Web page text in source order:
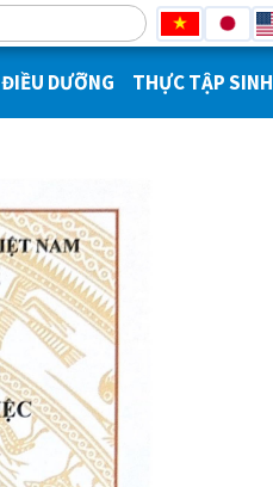
ĐIỀU DƯỠNG THỰC TẬP SINH